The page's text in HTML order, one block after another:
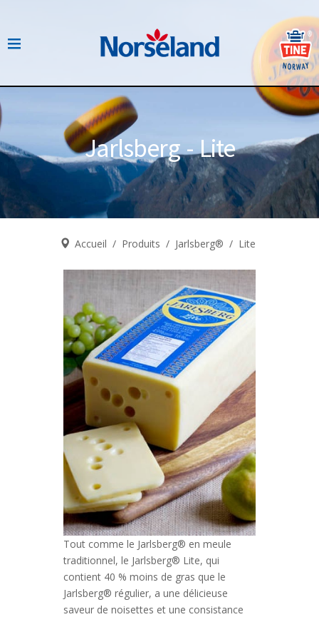
Jarlsberg - Lite
Accueil / Produits / Jarlsberg® / Lite
Tout comme le Jarlsberg® en meule
traditionnel, le Jarlsberg® Lite, qui
contient 40 % moins de gras que le
Jarlsberg® régulier, a une délicieuse
saveur de noisettes et une consistance